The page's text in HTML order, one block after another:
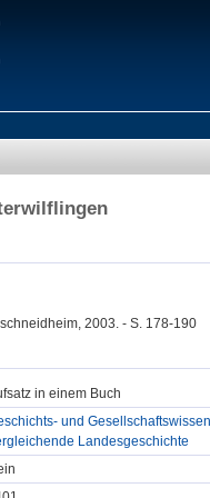
2003. - S. 178-190
in einem Buch
und
Landesgeschichte